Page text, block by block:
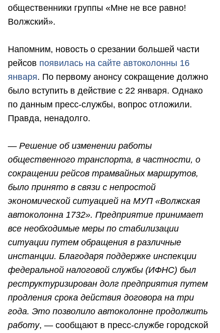
общественники группы «Мне не все равно!
Волжский».
Напомним, новость о срезании большей части
рейсов появилась на сайте автоколонны 16
января. По первому анонсу сокращение должно
было вступить в действие с 22 января. Однако
по данным пресс-службы, вопрос отложили.
Правда, ненадолго.
— Решение об изменении работы
общественного транспорта, в частности, о
сокращении рейсов трамвайных маршрутов,
было принято в связи с непростой
экономической ситуацией на МУП «Волжская
автоколонна 1732». Предприятие принимает
все необходимые меры по стабилизации
ситуации путем обращения в различные
инстанции. Благодаря поддержке инспекции
федеральной налоговой службы (ИФНС) был
реструктуризирован долг предприятия путем
продления срока действия договора на три
года. Это позволило автоколонне продолжить
работу, — сообщают в пресс-службе городской